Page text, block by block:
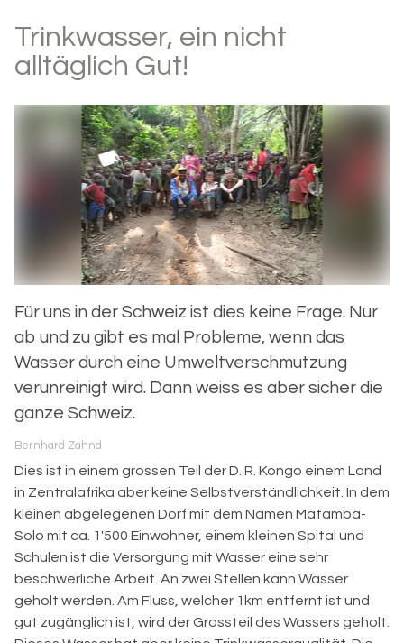
Trinkwasser, ein nicht
alltäglich Gut!
Für uns in der Schweiz ist dies keine Frage. Nur
ab und zu gibt es mal Probleme, wenn das
Wasser durch eine Umweltverschmutzung
verunreinigt wird. Dann weiss es aber sicher die
ganze Schweiz.
Bernhard Zahnd
Dies ist in einem grossen Teil der D. R. Kongo einem Land
in Zentralafrika aber keine Selbstverständlichkeit. In dem
kleinen abgelegenen Dorf mit dem Namen Matamba-
Solo mit ca. 1'500 Einwohner, einem kleinen Spital und
Schulen ist die Versorgung mit Wasser eine sehr
beschwerliche Arbeit. An zwei Stellen kann Wasser
geholt werden. Am Fluss, welcher 1km entfernt ist und
gut zugänglich ist, wird der Grossteil des Wassers geholt.